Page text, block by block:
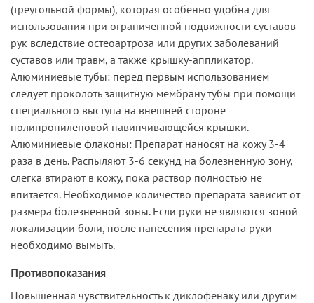
(треугольной формы), которая особенно удобна для
использования при ограниченной подвижности суставов
рук вследствие остеоартроза или других заболеваний
суставов или травм, а также крышку-аппликатор.
Алюминиевые тубы: перед первым использованием
следует проколоть защитную мембрану тубы при помощи
специального выступа на внешней стороне
полипропиленовой навинчивающейся крышки.
Алюминиевые флаконы: Препарат наносят на кожу 3-4
раза в день. Распыляют 3-6 секунд на болезненную зону,
слегка втирают в кожу, пока раствор полностью не
впитается. Необходимое количество препарата зависит от
размера болезненной зоны. Если руки не являются зоной
локализации боли, после нанесения препарата руки
необходимо вымыть.
Противопоказания
Повышенная чувствительность к диклофенаку или другим